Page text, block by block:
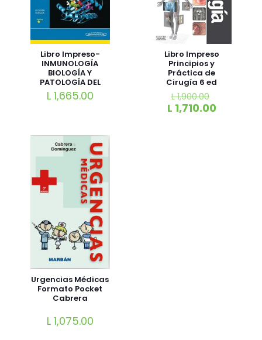
Libro Impreso-
INMUNOLOGÍA
BIOLOGÍA Y
PATOLOGÍA DEL
SISTEMA
INMUNITARIO
L1,665.00
Libro Impreso
Principios y
Práctica de
Cirugía 6 ed
L1,900.00
L 1,710.00
Urgencias Médicas
Formato Pocket
Cabrera
L1,075.00